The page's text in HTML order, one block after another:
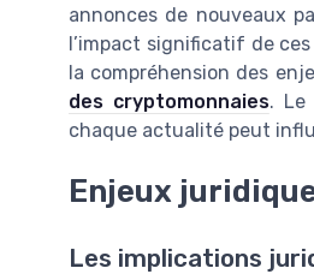
annonces de nouveaux
l’impact significatif de
la compréhension des
des cryptomonnaies. Le
chaque actualité peut
Enjeux
Les implications